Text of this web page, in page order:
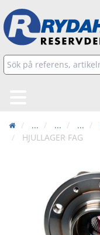
... ... ...
HJULLAGER FAG